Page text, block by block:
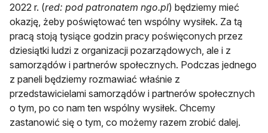
2022 r. (red: pod patronatem ngo.pl) będziemy mieć
okazję, żeby poświętować ten wspólny wysiłek. Za tą
pracą stoją tysiące godzin pracy poświęconych przez
dziesiątki ludzi z organizacji pozarządowych, ale i z
samorządów i partnerów społecznych. Podczas jednego
z paneli będziemy rozmawiać właśnie z
przedstawicielami samorządów i partnerów społecznych
o tym, po co nam ten wspólny wysiłek. Chcemy
zastanowić się o tym, co możemy razem zrobić dalej.